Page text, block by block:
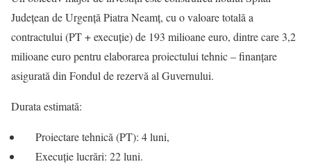
Județean de Urgență Piatra Neamț, cu o valoare totală a
contractului (PT + execuție) de 193 milioane euro, dintre care 3,2
milioane euro pentru elaborarea proiectului tehnic – finanțare
asigurată din Fondul de rezervă al Guvernului.
Durata estimată:
Proiectare tehnică (PT): 4 luni,
Execuție lucrări: 22 luni.